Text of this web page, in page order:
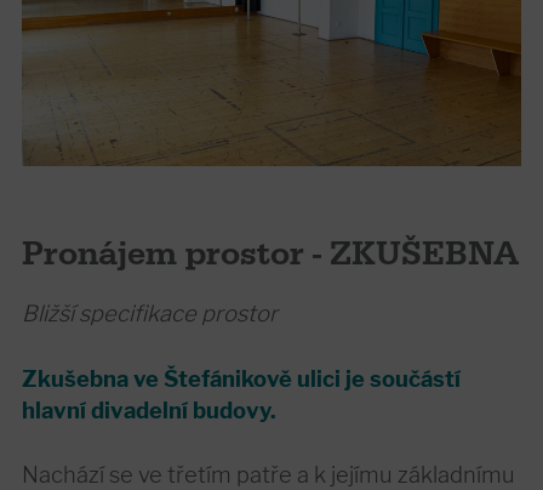
Pronájem prostor - ZKUŠEBNA
Bližší specifikace prostor
Zkušebna ve Štefánikově ulici je součástí
hlavní divadelní budovy.
Nachází se ve třetím patře a k jejímu základnímu